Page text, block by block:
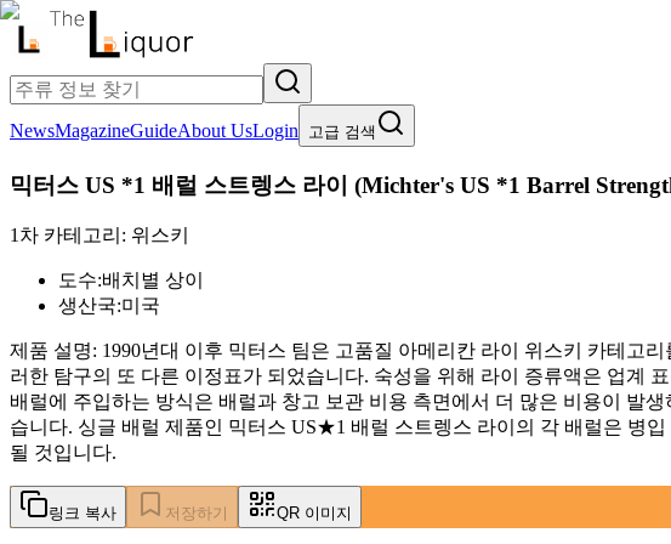
NewsMagazineGuideAbout UsLogin 고급 검색
믹터스 US *1 배럴 스트렝스 라이 (Michter's US *1 Barrel
1차 카테고리: 위스키
도수:배치별 상이
생산국:미국
제품 설명: 1990년대 이후 믹터스 팀은 고품질 아메리칸 라이 위스키 카테고
러한 탐구의 또 다른 이정표가 되었습니다. 숙성을 위해 라이 증류액은 업계
배럴에 주입하는 방식은 배럴과 창고 보관 비용 측면에서 더 많은 비용이 발
습니다. 싱글 배럴 제품인 믹터스 US★1 배럴 스트렝스 라이의 각 배럴은 병
될 것입니다.
링크 복사 저장하기 QR 이미지